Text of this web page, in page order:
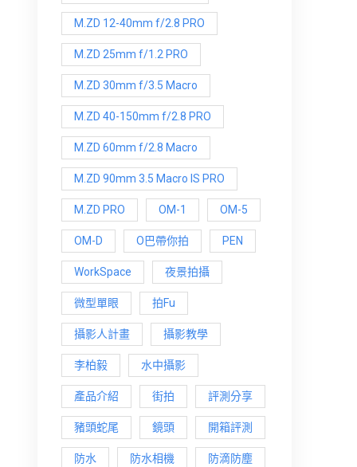
M.ZD 12-40mm f/2.8 PRO
M.ZD 25mm f/1.2 PRO
M.ZD 30mm f/3.5 Macro
M.ZD 40-150mm f/2.8 PRO
M.ZD 60mm f/2.8 Macro
M.ZD 90mm 3.5 Macro IS PRO
M.ZD PRO OM-1 OM-5
OM-D O巴帶你拍 PEN
WorkSpace 夜景拍攝
微型單眼 拍Fu
攝影人計畫 攝影教學
李柏毅 水中攝影
產品介紹 街拍 評測分享
豬頭蛇尾 鏡頭 開箱評測
防水 防水相機 防滴防塵